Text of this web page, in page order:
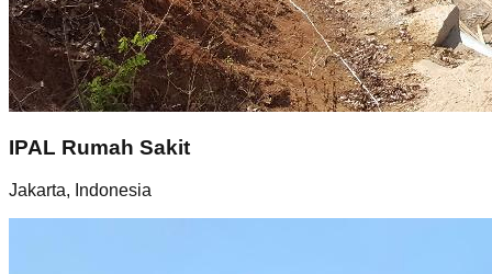
IPAL Rumah Sakit
Jakarta, Indonesia